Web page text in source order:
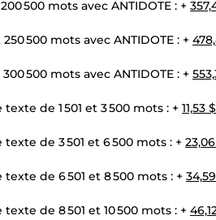
500 mots avec ANTIDOTE : +
500 mots avec ANTIDOTE : +
500 mots avec ANTIDOTE : +
de 1 501 et 3 500 mots : + 11,53
de 3 501 et 6 500 mots : +
de 6 501 et 8 500 mots : +
de 8 501 et 10 500 mots : +